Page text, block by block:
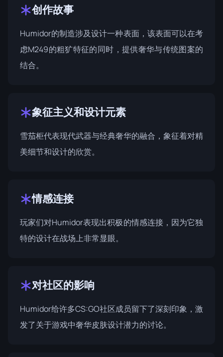
创作故事
Humidor的制造涉及设计一种表面，该表面可以在考
虑M249的粗犷特征的同时，提供奢华与传统图案的
结合。
象征主义和设计元素
雪茄柜代表现代武器与经典奢华的融合，象征着对精
美细节和设计的欣赏。
情感连接
玩家们对Humidor表现出积极的情感连接，因为它独
特的设计在战场上非常显眼。
对社区的影响
Humidor给许多CS:GO社区成员留下了深刻印象，激
发了关于游戏中奢华皮肤设计潜力的讨论。